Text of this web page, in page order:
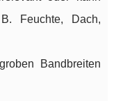
Feuchte, Dach,
Bandbreiten